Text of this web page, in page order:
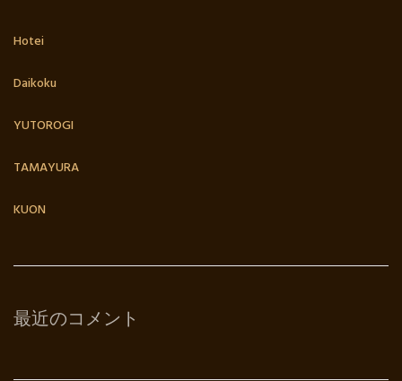
Hotei
Daikoku
YUTOROGI
TAMAYURA
KUON
最近のコメント